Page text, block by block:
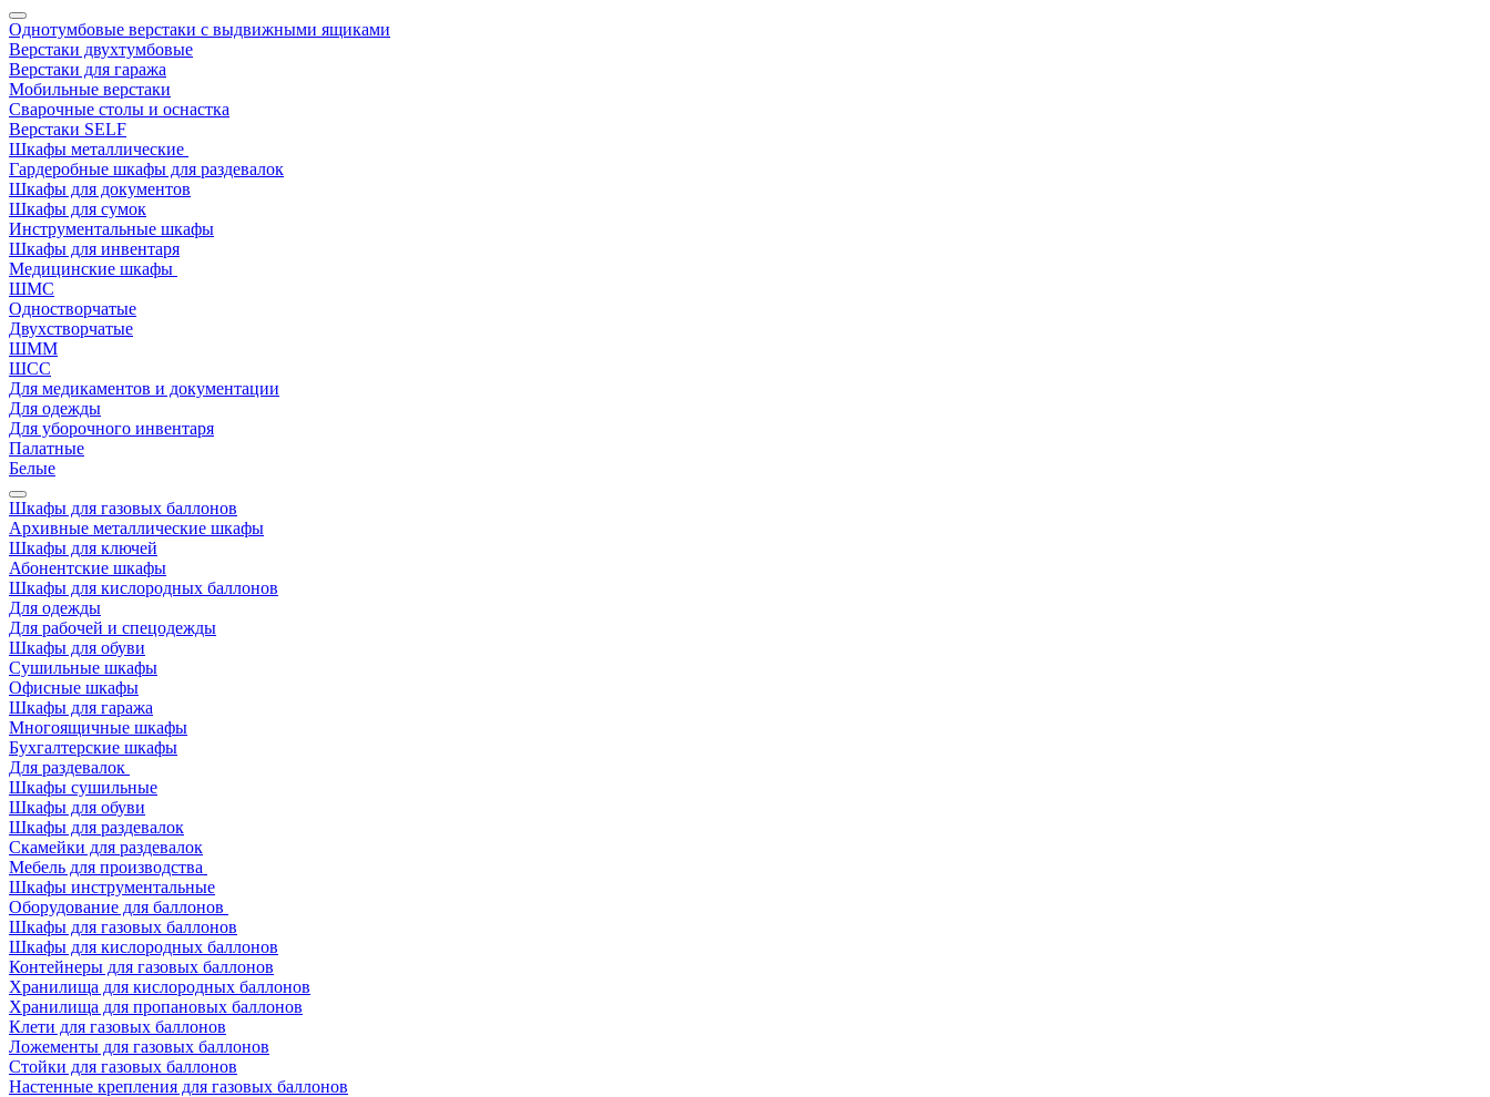
Однотумбовые верстаки с выдвижными ящиками
Верстаки двухтумбовые
Верстаки для гаража
Мобильные верстаки
Сварочные столы и оснастка
Верстаки SELF
Шкафы металлические
Гардеробные шкафы для раздевалок
Шкафы для документов
Шкафы для сумок
Инструментальные шкафы
Шкафы для инвентаря
Медицинские шкафы
ШМС
Одностворчатые
Двухстворчатые
ШММ
ШСС
Для медикаментов и документации
Для одежды
Для уборочного инвентаря
Палатные
Белые
Шкафы для газовых баллонов
Архивные металлические шкафы
Шкафы для ключей
Абонентские шкафы
Шкафы для кислородных баллонов
Для одежды
Для рабочей и спецодежды
Шкафы для обуви
Сушильные шкафы
Офисные шкафы
Шкафы для гаража
Многоящичные шкафы
Бухгалтерские шкафы
Для раздевалок
Шкафы сушильные
Шкафы для обуви
Шкафы для раздевалок
Скамейки для раздевалок
Мебель для производства
Шкафы инструментальные
Оборудование для баллонов
Шкафы для газовых баллонов
Шкафы для кислородных баллонов
Контейнеры для газовых баллонов
Хранилища для кислородных баллонов
Хранилища для пропановых баллонов
Клети для газовых баллонов
Ложементы для газовых баллонов
Стойки для газовых баллонов
Настенные крепления для газовых баллонов